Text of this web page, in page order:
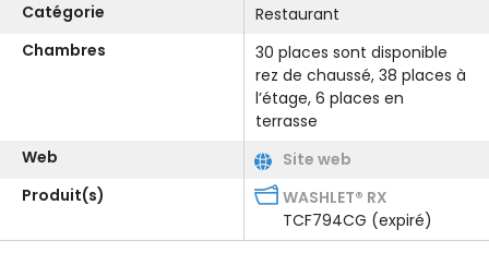
Catégorie
Restaurant
Chambres
30 places sont disponible
rez de chaussé, 38 places à
l’étage, 6 places en
terrasse
Web
Site web
Produit(s)
WASHLET® RX
TCF794CG (expiré)